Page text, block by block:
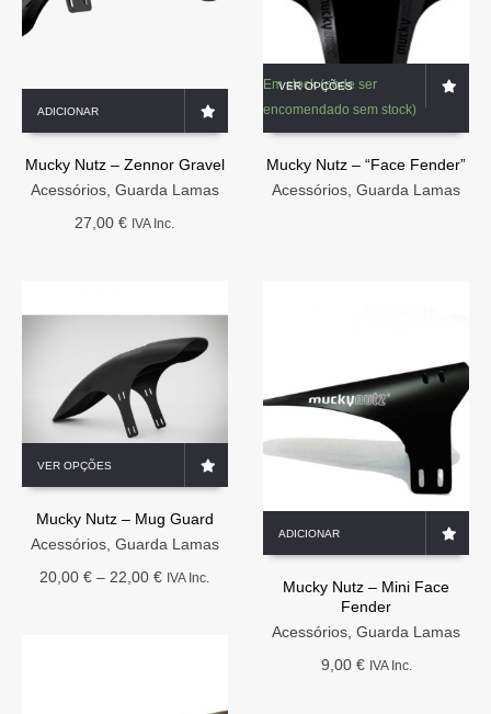
ADICIONAR
Mucky Nutz – Zennor Gravel
Acessórios, Guarda Lamas
27,00€ IVA Inc.
VER OPÇÕES
has
multiple
variants.
The
Em stock (pode ser
encomendado sem stock)
Mucky Nutz – “Face Fender”
Acessórios,Guarda Lamas
VER OPÇÕES
product
multiple
variants.
options
Mucky Nutz – Mug Guard
Acessórios, Guarda Lamas
20,00€ – 22,00€Price
IVA Inc.
ADICIONAR
Mucky Nutz – Mini Face
Fender
Acessórios,Guarda Lamas
9,00 € IVA Inc.